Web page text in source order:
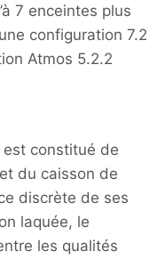
7 enceintes plus
configuration 7.2
Atmos 5.2.2
est constitué de
du caisson de
discrète de ses
laquée, le
les qualités